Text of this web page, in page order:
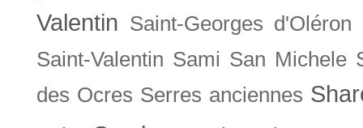
Valentin Saint-Georges d'Oléron
Saint-Valentin Sami San Michele
des Ocres Serres anciennes